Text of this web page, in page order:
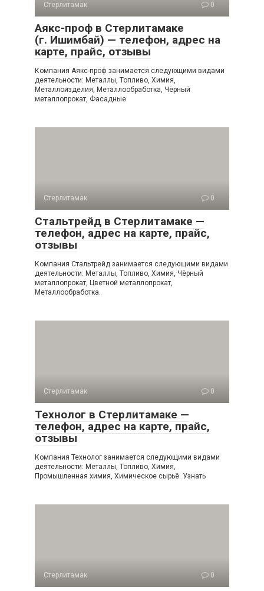
Стерлитамак 0
Аякс-проф в Стерлитамаке
(г. Ишимбай) — телефон, адрес на
карте, прайс, отзывы
Компания Аякс-проф занимается следующими видами
деятельности: Металлы, Топливо, Химия,
Металлоизделия, Металлообработка, Чёрный
металлопрокат, Фасадные
Стерлитамак 0
Стальтрейд в Стерлитамаке —
телефон, адрес на карте, прайс,
отзывы
Компания Стальтрейд занимается следующими видами
деятельности: Металлы, Топливо, Химия, Чёрный
металлопрокат, Цветной металлопрокат,
Металлообработка.
Стерлитамак 0
Технолог в Стерлитамаке —
телефон, адрес на карте, прайс,
отзывы
Компания Технолог занимается следующими видами
деятельности: Металлы, Топливо, Химия,
Промышленная химия, Химическое сырьё. Узнать
Стерлитамак 0